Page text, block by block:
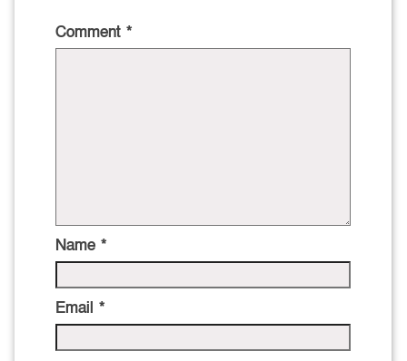
Comment *
Name *
Email *